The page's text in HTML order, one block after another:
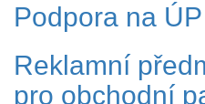
Podpora na
Reklamní
pro obchodní